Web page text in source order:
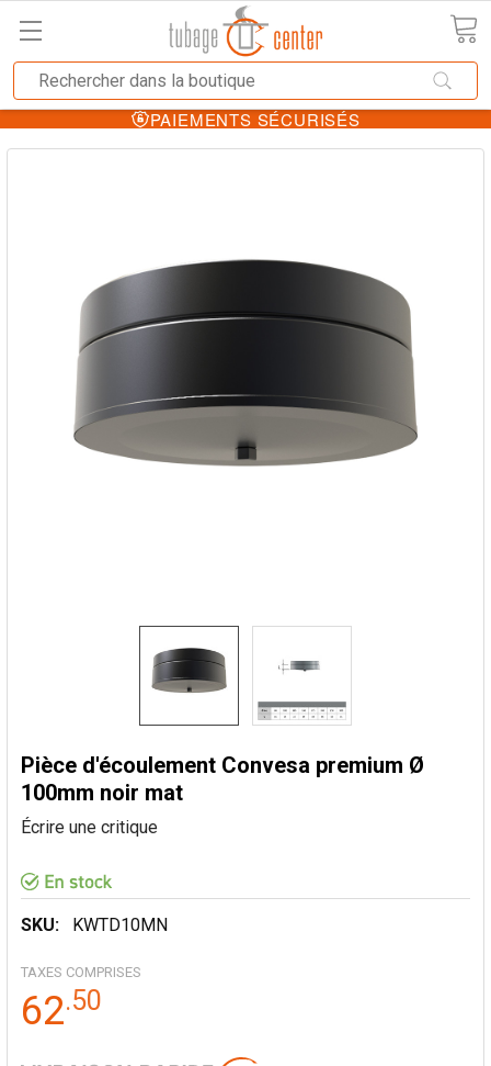
PAIEMENTS SÉCURISÉS
Pièce d'écoulement Convesa premium Ø
100mm noir mat
Écrire une critique
SKU: KWTD10MN
TAXES COMPRISES
62.50